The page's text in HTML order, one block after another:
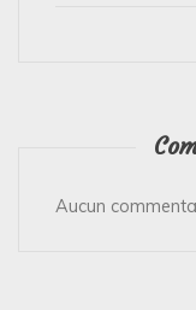
Aucun